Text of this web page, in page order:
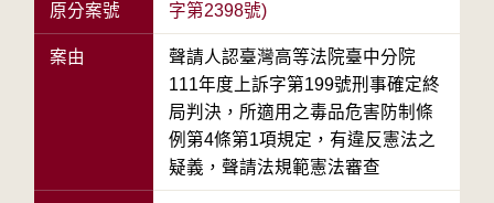
原分案號
字第2398號)
案由
聲請人認臺灣高等法院臺中分院
111年度上訴字第199號刑事確定終
局判決，所適用之毒品危害防制條
例第4條第1項規定，有違反憲法之
疑義，聲請法規範憲法審查